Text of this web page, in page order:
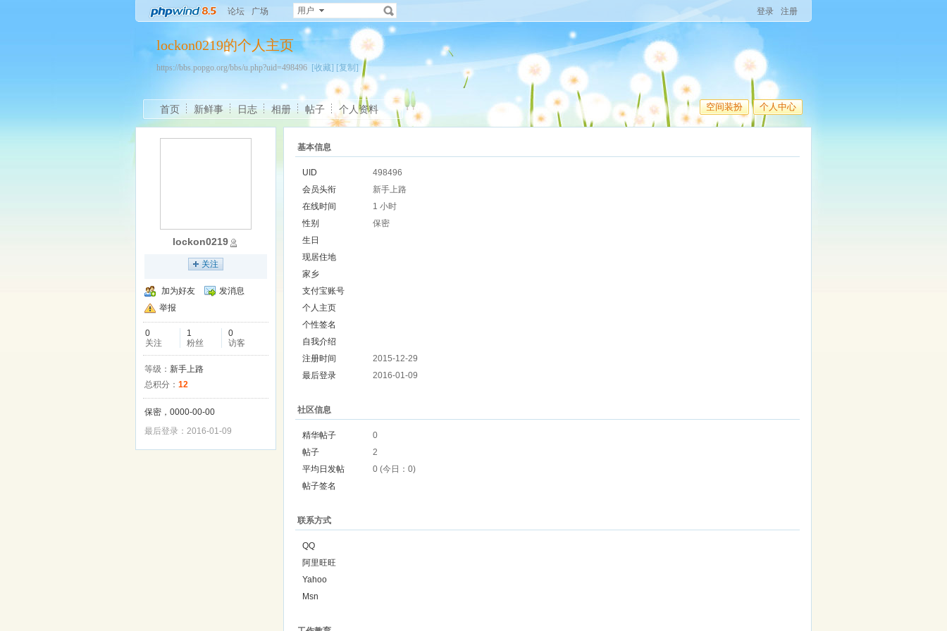
论坛 广场 用户 登录 注册
lockon0219的个人主页
https://bbs.popgo.org/bbs/u.php?uid=498496 [收藏] [复制]
空间装扮 个人中心
首页 新鲜事 日志 相册 帖子 个人资料
lockon0219
关注
加为好友
发消息
举报
0
关注
1
粉丝
0
访客
等级： 新手上路
总积分： 12
保密，0000-00-00
最后登录：2016-01-09
基本信息
UID
498496
会员头衔
新手上路
在线时间
1 小时
性别
保密
生日
现居住地
家乡
支付宝账号
个人主页
个性签名
自我介绍
注册时间
2015-12-29
最后登录
2016-01-09
社区信息
精华帖子
0
帖子
2
平均日发帖
0 (今日：0)
帖子签名
联系方式
QQ
阿里旺旺
Yahoo
Msn